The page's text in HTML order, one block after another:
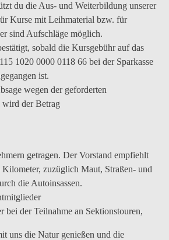
du die Aus- und Weiterbildung unserer
Kurse mit Leihmaterial bzw. für
sind Aufschläge möglich.
sobald die Kursgebühr auf das
1020 0000 0118 66 bei der Sparkasse
ist.
wegen der geforderten
wird der Betrag
getragen. Der Vorstand empfiehlt
zuzüglich Maut, Straßen- und
die Autoinsassen.
der Teilnahme an Sektionstouren,
uns die Natur genießen und die